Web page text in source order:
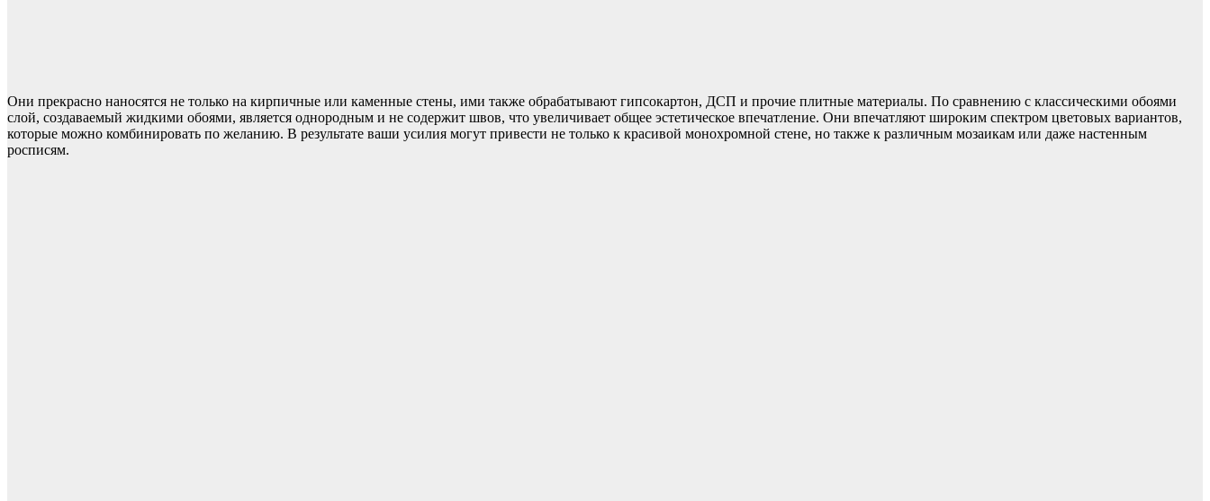
Они прекрасно наносятся не только на кирпичные или каменные стены, ими также обрабатывают гипсокартон, ДСП и прочие плитные материалы. По сравнению с классическими обоями
слой, создаваемый жидкими обоями, является однородным и не содержит швов, что увеличивает общее эстетическое впечатление. Они впечатляют широким спектром цветовых вариантов,
которые можно комбинировать по желанию. В результате ваши усилия могут привести не только к красивой монохромной стене, но также к различным мозаикам или даже настенным
росписям.